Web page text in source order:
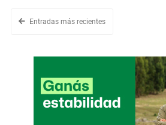
Entradas más recientes